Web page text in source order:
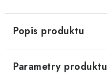
Popis produktu
Parametry produktu